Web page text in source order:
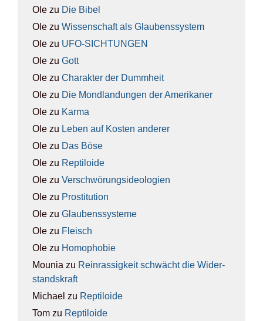
Ole zu Die Bibel
Ole zu Wis­sen­schaft als Glau­bens­sys­tem
Ole zu UFO-SICH­TUN­GEN
Ole zu Gott
Ole zu Cha­rak­ter der Dumm­heit
Ole zu Die Mond­lan­dun­gen der Ame­ri­ka­ner
Ole zu Kar­ma
Ole zu Leben auf Kos­ten ande­rer
Ole zu Das Böse
Ole zu Rep­ti­lo­ide
Ole zu Ver­schwö­rungs­ideo­lo­gien
Ole zu Pro­sti­tu­ti­on
Ole zu Glau­bens­sys­te­me
Ole zu Fleisch
Ole zu Homo­pho­bie
Mounia zu Rein­ras­sig­keit schwächt die Wider­
stands­kraft
Michael zu Rep­ti­lo­ide
Tom zu Rep­ti­lo­ide